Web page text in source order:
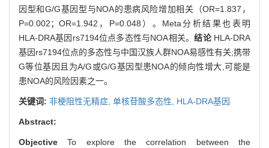
因型和G/G基因型与NOA的患病风险增加相关（OR=1.837，
P=0.002；OR=1.942，P=0.048）。Meta分析结果也表明
HLA-DRA基因rs7194位点多态性与NOA相关。结论HLA-DRA
基因rs7194位点的多态性与中国汉族人群NOA易感性有关;携带
G等位基因且为A/G或G/G基因型患NOA的倾向性增大,可能是
患NOA的风险因素之一。
关键词: 非梗阻性无精症, 单核苷酸多态性, HLA-DRA基因
Abstract:
Objective To explore the correlation between the